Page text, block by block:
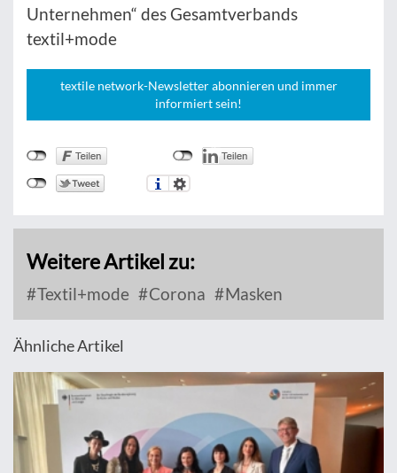
Unternehmen“ des Gesamtverbands
textil+mode
textile network-Newsletter abonnieren und immer
informiert sein!
Weitere Artikel zu:
Textil+mode Corona Masken
Ähnliche Artikel